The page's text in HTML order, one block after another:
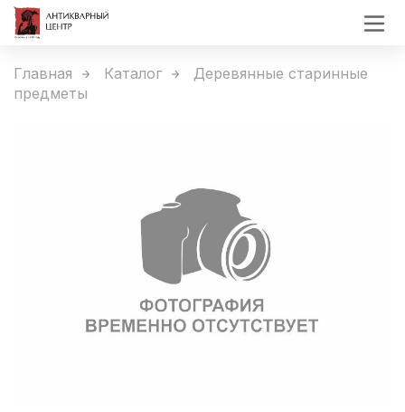
Главная Каталог
Деревянные старинные
предметы